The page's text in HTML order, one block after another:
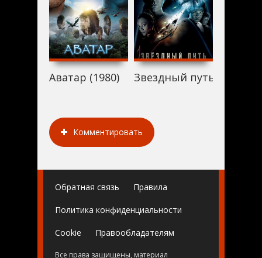
Аватар (1980) Звездный путь (1980)
Комментировать
Обратная связь Правила
Политика конфиденциальности
Cookie Правообладателям
Все права защищены, материал